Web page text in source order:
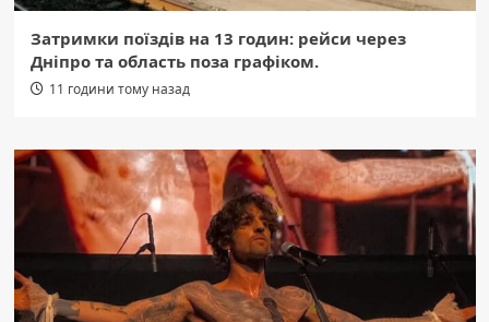
Затримки поїздів на 13 годин: рейси через
Дніпро та область поза графіком.
11 години тому назад